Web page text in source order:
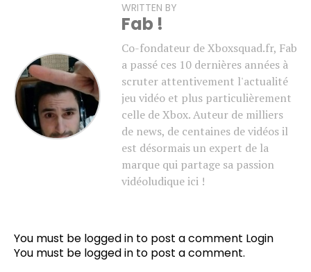
WRITTEN BY
Fab !
Co-fondateur de Xboxsquad.fr, Fab
a passé ces 10 dernières années à
scruter attentivement l'actualité
jeu vidéo et plus particulièrement
celle de Xbox. Auteur de milliers
de news, de centaines de vidéos il
est désormais un expert de la
marque qui partage sa passion
vidéoludique ici !
You must be logged in to post a comment Login
You must be logged in to post a comment.